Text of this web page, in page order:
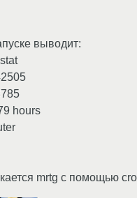
выводит:
hours
mrtg с помощью